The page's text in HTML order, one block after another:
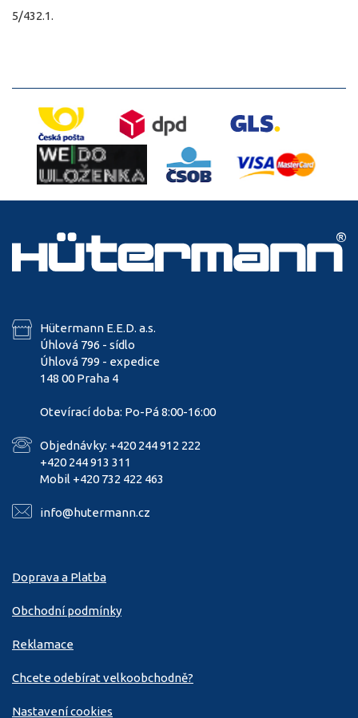
5/432.1.
Hütermann E.E.D. a.s.
Úhlová 796 - sídlo
Úhlová 799 - expedice
148 00 Praha 4
Otevírací doba: Po-Pá 8:00-16:00
Objednávky: +420 244 912 222
+420 244 913 311
Mobil +420 732 422 463
info@hutermann.cz
Doprava a Platba
Obchodní podmínky
Reklamace
Chcete odebírat velkoobchodně?
Nastavení cookies